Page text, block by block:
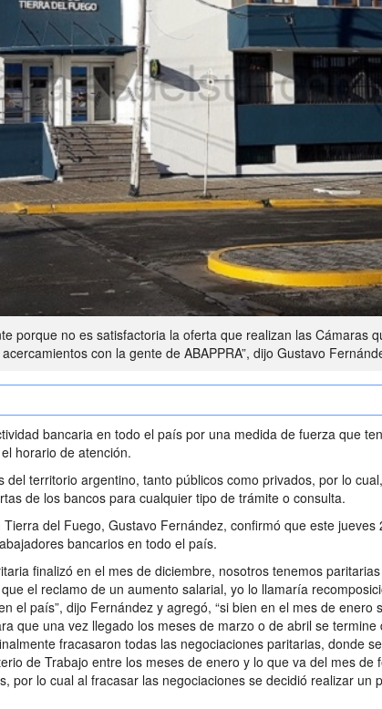
porque no es satisfactoria la oferta que realizan las Cámaras
con la gente de ABAPPRA”, dijo Gustavo
bancaria en todo el país por una medida de fuerza que
horario de atención.
del territorio argentino, tanto públicos como privados, por lo
de los bancos para cualquier tipo de trámite o consulta.
del Fuego, Gustavo Fernández, confirmó que este jueves
bancarios en todo el país.
finalizó en el mes de diciembre, nosotros tenemos
el reclamo de un aumento salarial, yo lo llamaría
el país”, dijo Fernández y agregó, “si bien en el mes de enero
que una vez llegado los meses de marzo o de abril se termine
fracasaron todas las negociaciones paritarias, donde
de Trabajo entre los meses de enero y lo que va del mes de
por lo cual al fracasar las negociaciones se decidió realizar un